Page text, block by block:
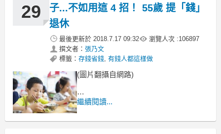
29
子...不如用這 4 招！ 55歲 提「錢」
退休
最後更新於 2018.7.17 09:32 瀏覽人次 :106897
撰文者： 張乃文
標籤： 存錢省錢, 有錢人都這樣做
(圖片翻攝自網路)
工作好累
覺得工作很辛苦
繼續閱讀...